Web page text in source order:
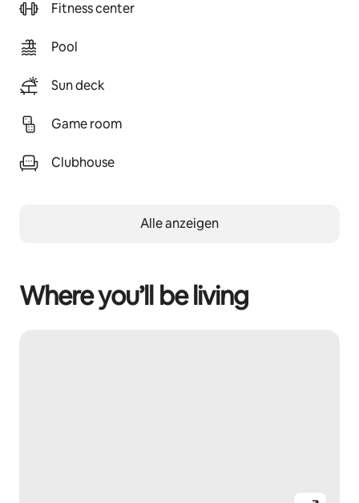
Fitness center
Pool
Sun deck
Game room
Clubhouse
Alle anzeigen
Where you’ll be living